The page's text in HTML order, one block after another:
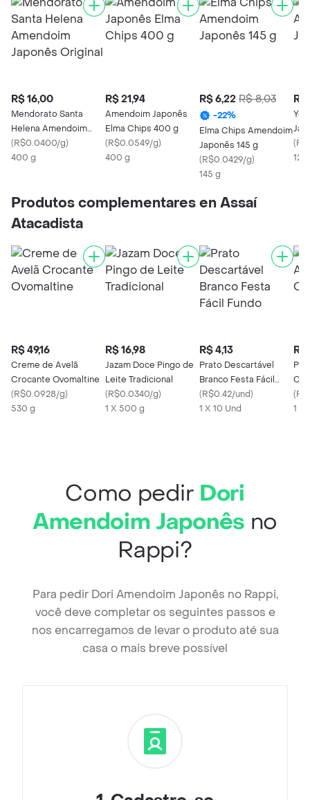
R$ 16,00
Mendorato Santa
Helena Amendoim
Japonês Original
(R$0.0400/g)
400 g
R$ 21,94
Amendoim Japonês
Elma Chips 400 g
(R$0.0549/g)
400 g
R$ 6,22 R$ 8,03
-22%
Elma Chips Amendoim
Japonês 145 g
(R$0.0429/g)
145 g
R$
(
120
Produtos complementares en Assaí
Atacadista
R$ 49,16
Creme de Avelã
Crocante Ovomaltine
(R$0.0928/g)
530 g
R$ 16,98
Jazam Doce Pingo de
Leite Tradicional
(R$0.0340/g)
1 X 500 g
R$ 4,13
Prato Descartável
Branco Festa Fácil
Fundo
(R$0.42/und)
1 X 10 Und
R$
(
1 Kg
Como pedir Dori
Amendoim Japonês no
Rappi?
Para pedir Dori Amendoim Japonês no Rappi,
você deve completar os seguintes passos e
nos encarregamos de levar o produto até sua
casa o mais breve possível